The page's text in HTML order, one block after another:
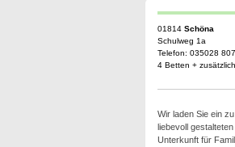
01814 Schöna
Schulweg 1a
Telefon: 035028
4 Betten +
Wir laden Sie ein
liebevoll
Unterkunft für